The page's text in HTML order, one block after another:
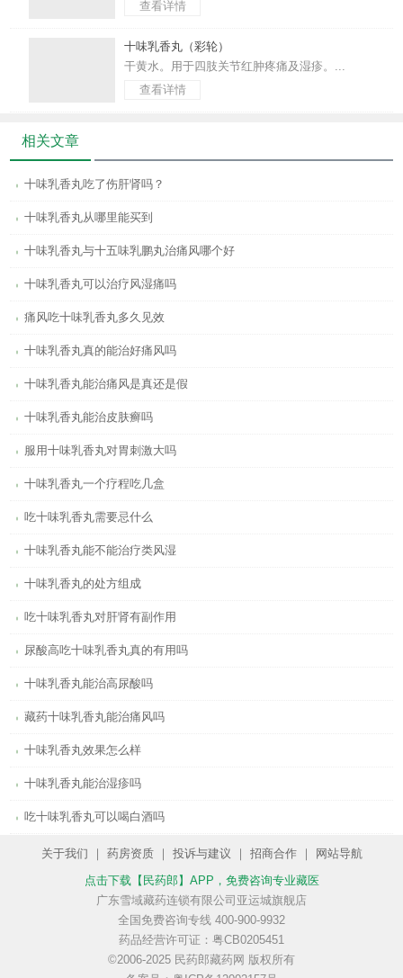
查看详情
十味乳香丸（彩轮）
干黄水。用于四肢关节红肿疼痛及湿疹。...
查看详情
相关文章
十味乳香丸吃了伤肝肾吗？
十味乳香丸从哪里能买到
十味乳香丸与十五味乳鹏丸治痛风哪个好
十味乳香丸可以治疗风湿痛吗
痛风吃十味乳香丸多久见效
十味乳香丸真的能治好痛风吗
十味乳香丸能治痛风是真还是假
十味乳香丸能治皮肤癣吗
服用十味乳香丸对胃刺激大吗
十味乳香丸一个疗程吃几盒
吃十味乳香丸需要忌什么
十味乳香丸能不能治疗类风湿
十味乳香丸的处方组成
吃十味乳香丸对肝肾有副作用
尿酸高吃十味乳香丸真的有用吗
十味乳香丸能治高尿酸吗
藏药十味乳香丸能治痛风吗
十味乳香丸效果怎么样
十味乳香丸能治湿疹吗
吃十味乳香丸可以喝白酒吗
关于我们 ｜ 药房资质｜ 投诉与建议 ｜ 招商合作｜
网站导航
点击下载【民药郎】APP ，免费咨询专业藏医
广东雪域藏药连锁有限公司亚运城旗舰店
全国免费咨询专线 400-900-9932
药品经营许可证：粤CB0205451
©2006-2025 民药郎藏药网 版权所有